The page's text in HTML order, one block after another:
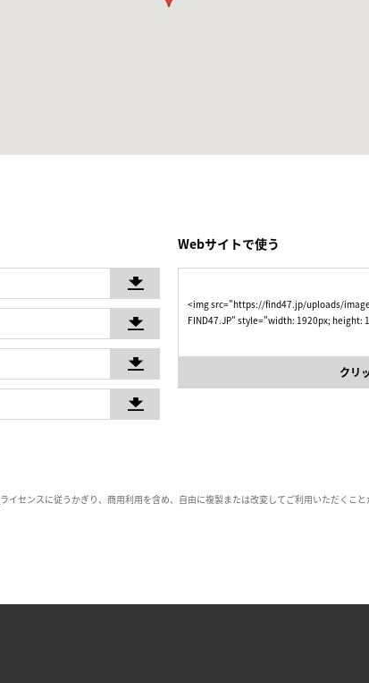
Webサイトで使う
<img src="https://find47.jp/uploads/
FIND47.JP" style="width: 1920px; height:
クリ
ライセンスに従うかぎり、商用利用を含め、自由に複製または改変してご利用いただくこ